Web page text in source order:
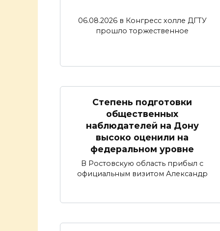
06.08.2026 в Конгресс холле ДГТУ
прошло торжественное
Степень подготовки
общественных
наблюдателей на Дону
высоко оценили на
федеральном уровне
В Ростовскую область прибыл с
официальным визитом Александр